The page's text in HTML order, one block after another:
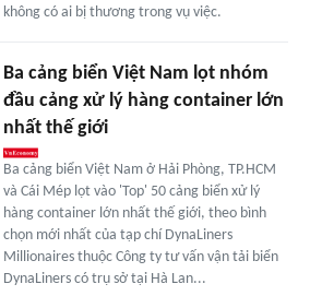
không có ai bị thương trong vụ việc.
Ba cảng biển Việt Nam lọt nhóm
đầu cảng xử lý hàng container lớn
nhất thế giới
Ba cảng biển Việt Nam ở Hải Phòng, TP.HCM
và Cái Mép lọt vào 'Top' 50 cảng biển xử lý
hàng container lớn nhất thế giới, theo bình
chọn mới nhất của tạp chí DynaLiners
Millionaires thuộc Công ty tư vấn vận tải biển
DynaLiners có trụ sở tại Hà Lan...